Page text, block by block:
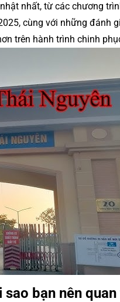
nhất, từ các chương
cùng với những đánh
trên hành trình chinh
bạn nên